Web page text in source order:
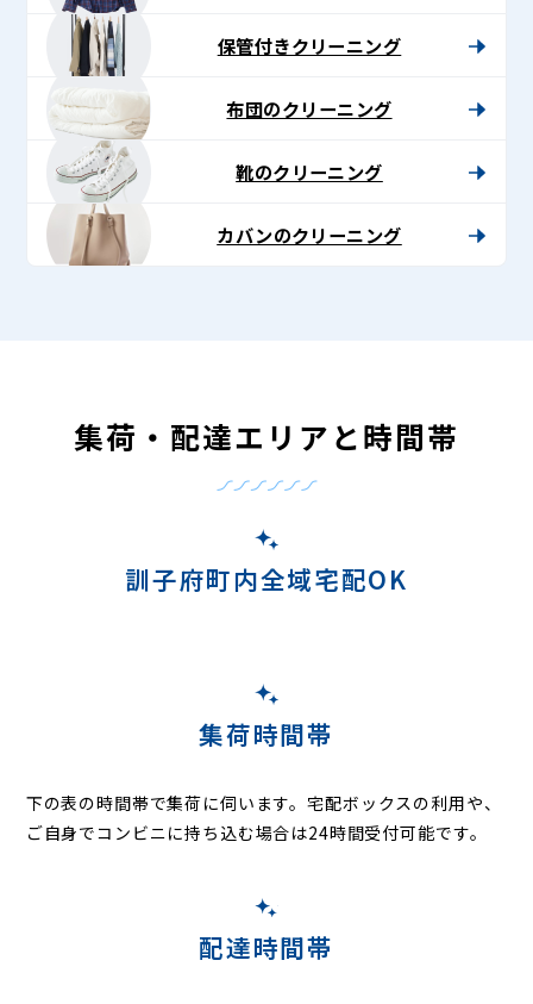
保管付きクリーニング
布団のクリーニング
靴のクリーニング
カバンのクリーニング
集荷・配達エリアと時間帯
訓子府町内全域宅配OK
集荷時間帯
下の表の時間帯で集荷に伺います。宅配ボックスの利用や、
ご自身でコンビニに持ち込む場合は24時間受付可能です。
配達時間帯